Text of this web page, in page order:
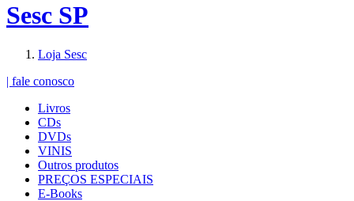
Sesc SP
Loja Sesc
| fale conosco
Livros
CDs
DVDs
VINIS
Outros produtos
PREÇOS ESPECIAIS
E-Books